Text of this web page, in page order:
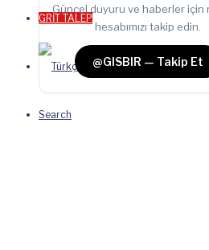
GRİT TALEP
Search
Güncel duyuru ve haberler için
hesabımızı takip edin.
@GISBIR — Takip Et